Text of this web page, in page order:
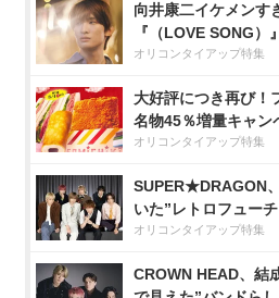
向井康二イケメンす
『（LOVE SONG）』
オリコンタイアップ特集
大好評につき再び！
名物45％増量キャン
オリコンタイアップ特集
SUPER★DRAGON
いた”レトロフュー
オリコンタイアップ特集
CROWN HEAD、結